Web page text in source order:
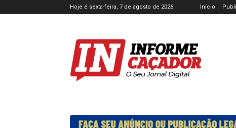
Hoje é sexta-feira, 7 de agosto de 2026 Início